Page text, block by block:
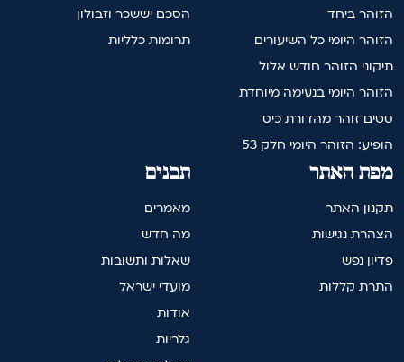
הסכם יששכר וזבולון
תרומות כלליות
הזוהר ביחד
הזוהר היומי כל השיעורים
תיקוני הזוהר חודש אלול
הזוהר היומי בנעימה מיוחדת
סטים זוהר מהדורת כיס
הופיע: הזוהר היומי חלק 53
תכנים
מאמרים
מה חדש
שאלות ותשובות
מועדי ישראל
אודות
גלריות
מפת האתר
תקנון האתר
הצהרת נגישות
פדיון נפש
התרת קללות